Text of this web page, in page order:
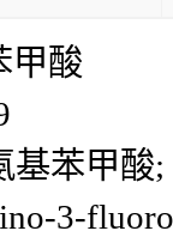
甲酸
基苯甲酸
3-